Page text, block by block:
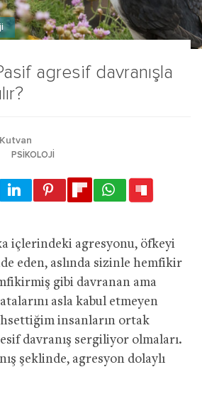
agresif davranışla
PSIKOLOJI
içlerindeki agresyonu, öfkeyi
eden, aslında sizinle hemfikir
gibi davranan ama
asla kabul etmeyen
insanların ortak
davranış sergiliyor olmaları.
şeklinde, agresyon dolaylı